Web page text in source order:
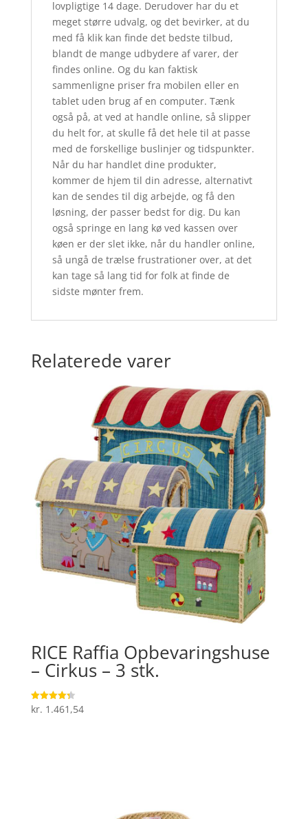
lovpligtige 14 dage. Derudover har du et
meget større udvalg, og det bevirker, at du
med få klik kan finde det bedste tilbud,
blandt de mange udbydere af varer, der
findes online. Og du kan faktisk
sammenligne priser fra mobilen eller en
tablet uden brug af en computer. Tænk
også på, at ved at handle online, så slipper
du helt for, at skulle få det hele til at passe
med de forskellige buslinjer og tidspunkter.
Når du har handlet dine produkter,
kommer de hjem til din adresse, alternativt
kan de sendes til dig arbejde, og få den
løsning, der passer bedst for dig. Du kan
også springe en lang kø ved kassen over
køen er der slet ikke, når du handler online,
så ungå de trælse frustrationer over, at det
kan tage så lang tid for folk at finde de
sidste mønter frem.
Relaterede varer
RICE Raffia Opbevaringshuse
– Cirkus – 3 stk.
Vurderet
4.3
kr. 1.461,54